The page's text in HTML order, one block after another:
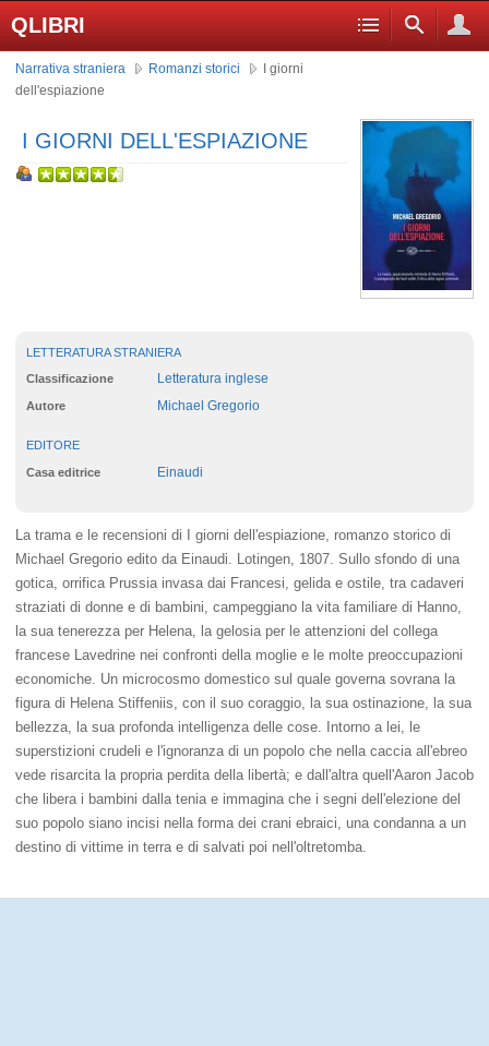
QLIBRI
Narrativa straniera Romanzi storici
I giorni
dell'espiazione
I GIORNI DELL'ESPIAZIONE
LETTERATURA STRANIERA
Classificazione Letteratura inglese
Autore Michael Gregorio
EDITORE
Casa editrice Einaudi
La trama e le recensioni di I giorni dell'espiazione, romanzo storico di
Michael Gregorio edito da Einaudi. Lotingen, 1807. Sullo sfondo di una
gotica, orrifica Prussia invasa dai Francesi, gelida e ostile, tra cadaveri
straziati di donne e di bambini, campeggiano la vita familiare di Hanno,
la sua tenerezza per Helena, la gelosia per le attenzioni del collega
francese Lavedrine nei confronti della moglie e le molte preoccupazioni
economiche. Un microcosmo domestico sul quale governa sovrana la
figura di Helena Stiffeniis, con il suo coraggio, la sua ostinazione, la sua
bellezza, la sua profonda intelligenza delle cose. Intorno a lei, le
superstizioni crudeli e l'ignoranza di un popolo che nella caccia all'ebreo
vede risarcita la propria perdita della libertà; e dall'altra quell'Aaron Jacob
che libera i bambini dalla tenia e immagina che i segni dell'elezione del
suo popolo siano incisi nella forma dei crani ebraici, una condanna a un
destino di vittime in terra e di salvati poi nell'oltretomba.